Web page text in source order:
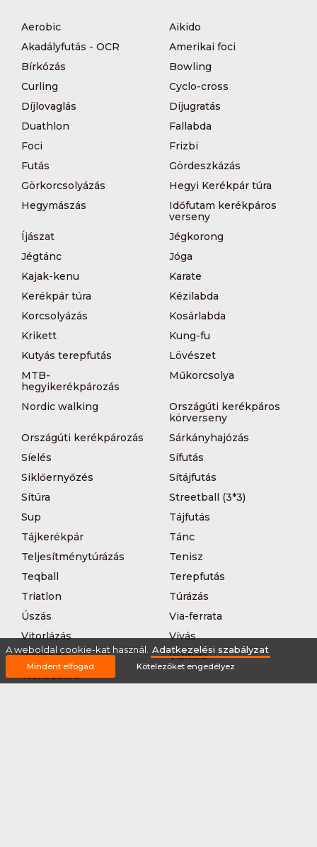
Aerobic
Aikido
Akadályfutás - OCR
Amerikai foci
Bírkózás
Bowling
Curling
Cyclo-cross
Díjlovaglás
Díjugratás
Duathlon
Fallabda
Foci
Frizbi
Futás
Gördeszkázás
Görkorcsolyázás
Hegyi Kerékpár túra
Hegymászás
Időfutam kerékpáros
verseny
Íjászat
Jégkorong
Jégtánc
Jóga
Kajak-kenu
Karate
Kerékpár túra
Kézilabda
Korcsolyázás
Kosárlabda
Krikett
Kung-fu
Kutyás terepfutás
Lövészet
MTB-
hegyikerékpározás
Műkorcsolya
Nordic walking
Országúti kerékpáros
körverseny
Országúti kerékpározás
Sárkányhajózás
Síelés
Sífutás
Siklőernyőzés
Sítájfutás
Sítúra
Streetball (3*3)
Sup
Tájfutás
Tájkerékpár
Tánc
Teljesítménytúrázás
Tenisz
Teqball
Terepfutás
Triatlon
Túrázás
Úszás
Via-ferrata
Vitorlázás
Vívás
Vizilabda
Vizitúra
Wakeboard
A weboldal cookie-kat használ. Adatkezelési szabályzat
Mindent elfogad Kötelezőket engedélyez